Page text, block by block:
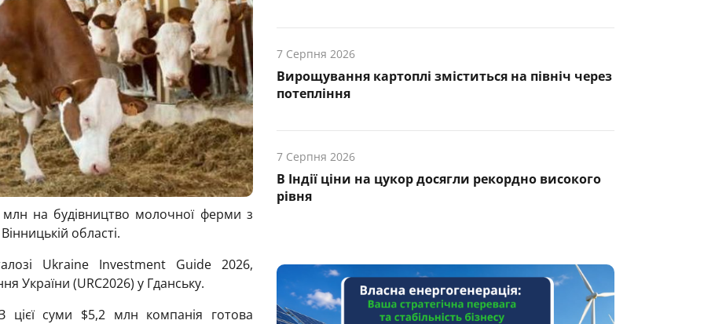
на будівництво молочної ферми з
області.
Ukraine Investment Guide 2026,
України (URC2026) у Гданську.
суми $5,2 млн компанія готова
7 Серпня 2026
Вирощування картоплі зміститься на північ через
потепління
7 Серпня 2026
В Індії ціни на цукор досягли рекордно високого
рівня